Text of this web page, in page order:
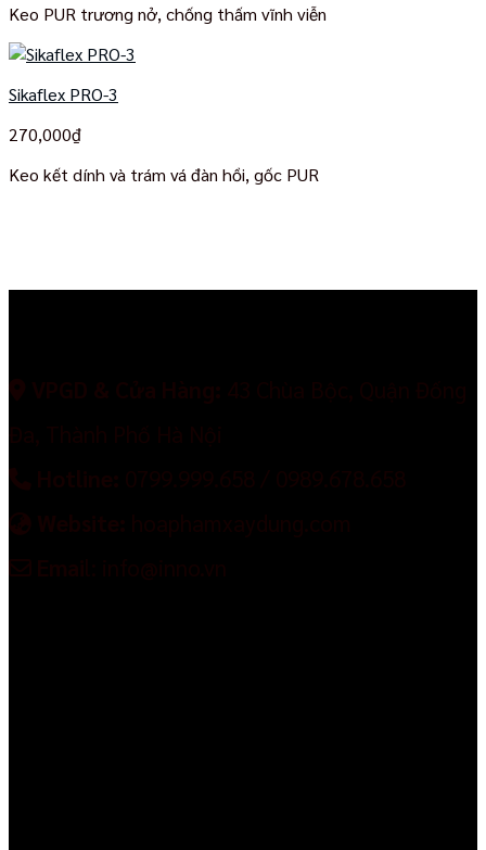
từ
Keo PUR trương nở, chống thấm vĩnh viễn
Sikaflex PRO-3
270,000₫
Keo kết dính và trám vá đàn hồi, gốc PUR